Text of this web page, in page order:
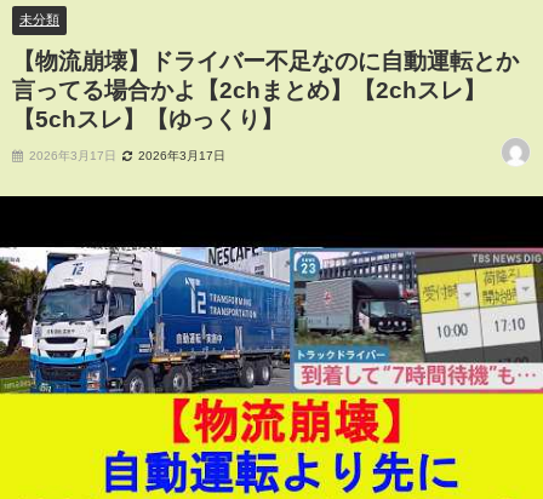
未分類
【物流崩壊】ドライバー不足なのに自動運転とか
言ってる場合かよ【2chまとめ】【2chスレ】
【5chスレ】【ゆっくり】
2026年3月17日 2026年3月17日